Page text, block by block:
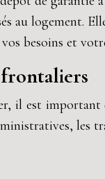
au logement.
besoins et
frontaliers
il est
les